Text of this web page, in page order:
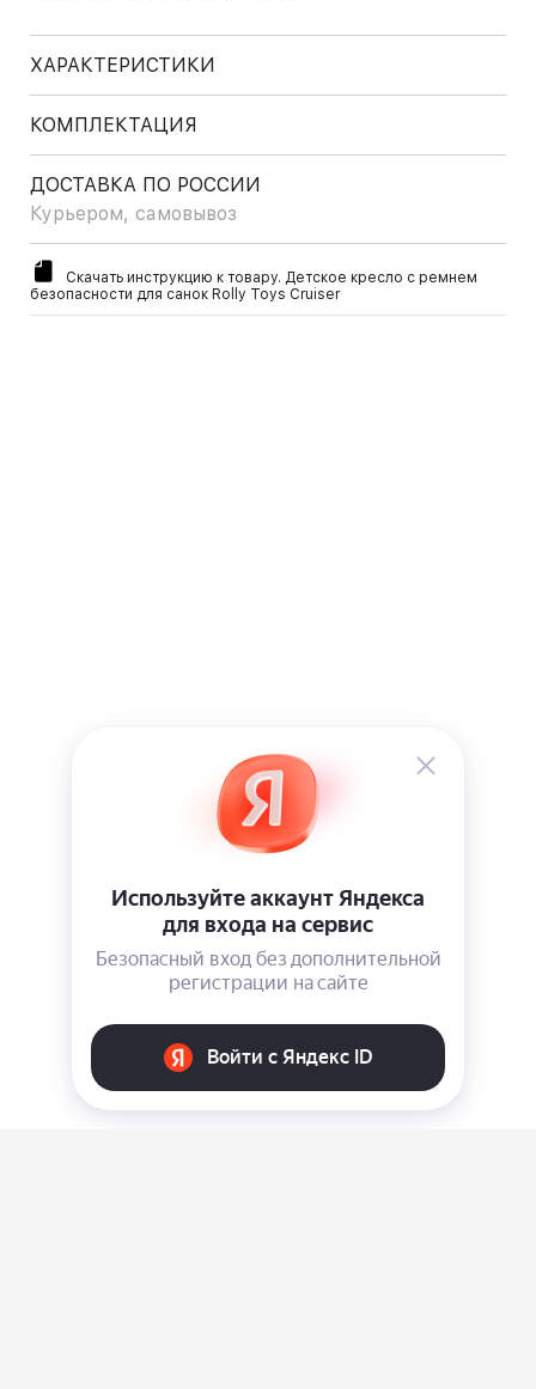
ХАРАКТЕРИСТИКИ
КОМПЛЕКТАЦИЯ
ДОСТАВКА ПО РОССИИ
Курьером, самовывоз
Скачать инструкцию к товару. Детское кресло с ремнем
безопасности для санок Rolly Toys Cruiser